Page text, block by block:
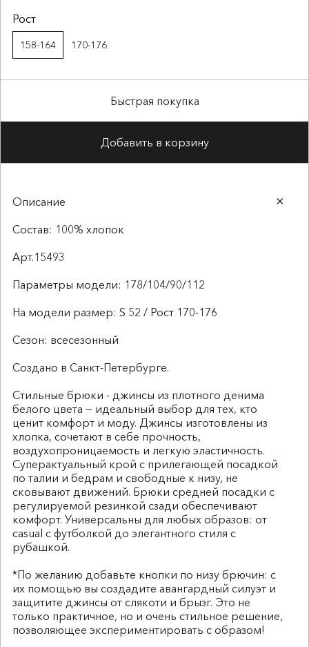
Рост
158-164 170-176
Быстрая покупка
Добавить в корзину
Описание
Состав: 100% хлопок
Арт.15493
Параметры модели: 178/104/90/112
На модели размер: S 52 / Рост 170-176
Сезон: всесезонный
Создано в Санкт-Петербурге.
Стильные брюки - джинсы из плотного денима
белого цвета — идеальный выбор для тех, кто
ценит комфорт и моду. Джинсы изготовлены из
хлопка, сочетают в себе прочность,
воздухопроницаемость и легкую эластичность.
Суперактуальный крой с прилегающей посадкой
по талии и бедрам и свободные к низу, не
сковывают движений. Брюки средней посадки с
регулируемой резинкой сзади обеспечивают
комфорт. Универсальны для любых образов: от
casual с футболкой до элегантного стиля с
рубашкой.
*По желанию добавьте кнопки по низу брючин: с
их помощью вы создадите авангардный силуэт и
защитите джинсы от слякоти и брызг. Это не
только практичное, но и очень стильное решение,
позволяющее экспериментировать с образом!